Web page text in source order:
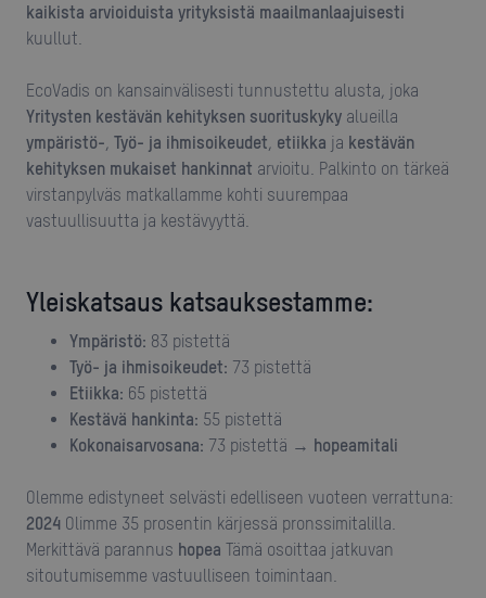
kaikista arvioiduista yrityksistä maailmanlaajuisesti
kuullut.
EcoVadis on kansainvälisesti tunnustettu alusta, joka
Yritysten kestävän kehityksen suorituskyky alueilla
ympäristö-, Työ- ja ihmisoikeudet, etiikka ja kestävän
kehityksen mukaiset hankinnat arvioitu. Palkinto on tärkeä
virstanpylväs matkallamme kohti suurempaa
vastuullisuutta ja kestävyyttä.
Yleiskatsaus katsauksestamme:
ympäristö: 83 pistettä
Työ- ja ihmisoikeudet: 73 pistettä
Etiikka: 65 pistettä
Kestävä hankinta: 55 pistettä
Kokonaisarvosana: 73 pistettä → hopeamitali
Olemme edistyneet selvästi edelliseen vuoteen verrattuna:
2024 Olimme 35 prosentin kärjessä pronssimitalilla.
Merkittävä parannus hopea Tämä osoittaa jatkuvan
sitoutumisemme vastuulliseen toimintaan.